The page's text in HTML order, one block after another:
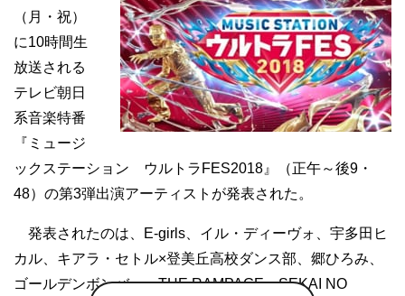
（月・祝）
に10時間生
放送される
テレビ朝日
系音楽特番
『ミュージ
ックステーション ウルトラFES2018』（正午～後9・
48）の第3弾出演アーティストが発表された。
発表されたのは、E-girls、イル・ディーヴォ、宇多田ヒ
カル、キアラ・セトル×登美丘高校ダンス部、郷ひろみ、
ゴールデンボンバー、THE RAMPAGE、SEKAI NO